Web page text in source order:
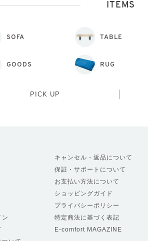
ITEMS
SOFA TABLE
GOODS RUG
PICK UP
ン
キャンセル・返品について
保証・サポートについて
お支払い方法について
ショッピングガイド
プライバシーポリシー
特定商法に基づく表記
E-comfort MAGAZINE